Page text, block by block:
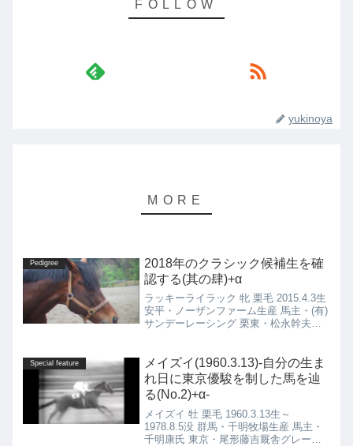
yukinoya
Pedigree
2018年のクラシック候補生を確
認する(其の肆)+α
ラッキーライラック 牝 栗毛 2015.4.3生
安平・ノーザンファーム生産 馬主・(有)
サンデーレーシング 栗東・松永幹夫厩
け時活性値：1.50...
Special feature
メイズイ(1960.3.13)-自分の生ま
れ日に東京優駿を制した馬を辿
る(No.2)+α-
メイズイ 牡 栗毛 1960.3.13生～
1978.8.5没 群馬・千明牧場生産 馬主・
千明康氏 東京・尾形藤吉厩舎グレート